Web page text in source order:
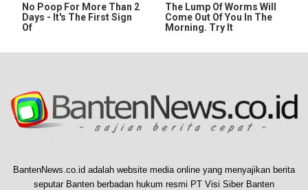
No Poop For More Than 2
Days - It's The First Sign
Of
The Lump Of Worms Will
Come Out Of You In The
Morning. Try It
BantenNews.co.id adalah website media online yang menyajikan berita
seputar Banten berbadan hukum resmi PT Visi Siber Banten